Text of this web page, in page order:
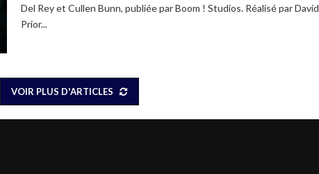
Del Rey et Cullen Bunn, publiée par Boom ! Studios. Réalisé par David
Prior...
VOIR PLUS D'ARTICLES